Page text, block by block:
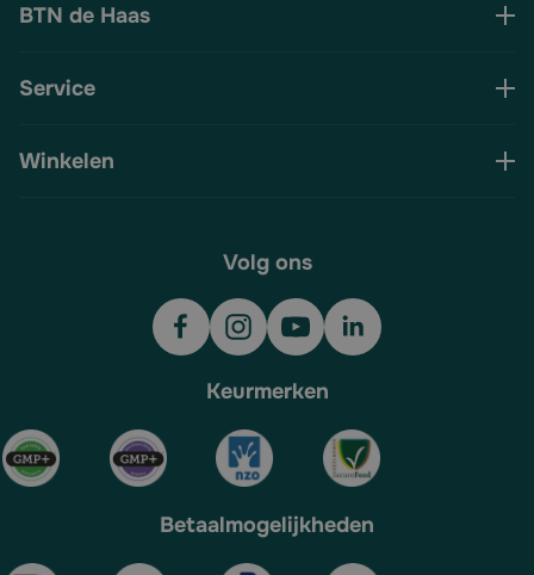
BTN de Haas
Service
Winkelen
Volg ons
Keurmerken
Betaalmogelijkheden